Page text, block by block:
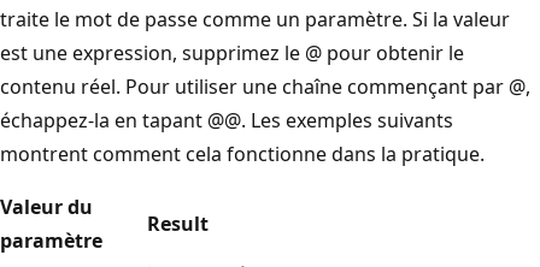
traite le mot de passe comme un paramètre. Si la valeur
est une expression, supprimez le @ pour obtenir le
contenu réel. Pour utiliser une chaîne commençant par @,
échappez-la en tapant @@. Les exemples suivants
montrent comment cela fonctionne dans la pratique.
Valeur du
paramètre
Result